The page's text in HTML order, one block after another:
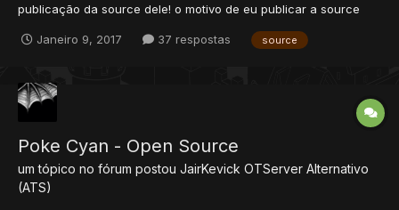
publicação da source dele! o motivo de eu publicar a source
dinheiro, ganhando grana de um trabalho que foi feito pelo jair
Janeiro 9, 2017 37 respostas source
Poke Cyan - Open Source
um tópico no fórum postou JairKevick OTServer Alternativo
(ATS)